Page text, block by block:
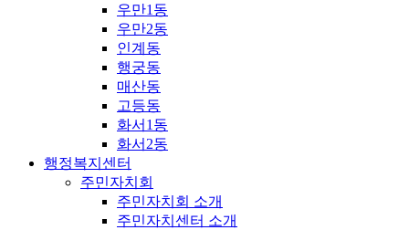
우만1동
우만2동
인계동
행궁동
매산동
고등동
화서1동
화서2동
행정복지센터
주민자치회
주민자치회 소개
주민자치센터 소개